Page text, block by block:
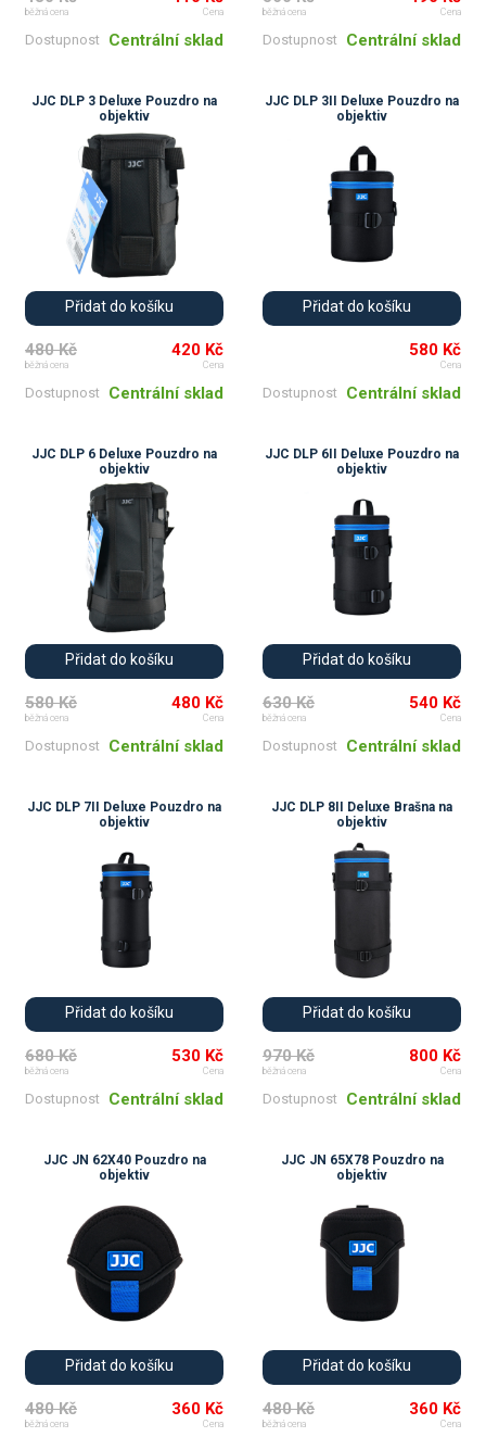
běžná cena Cena
Dostupnost Centrální sklad
běžná cena Cena
Dostupnost Centrální sklad
JJC DLP 3 Deluxe Pouzdro na
objektiv
Přidat do košíku
480 Kč
běžná cena
420 Kč
Cena
Dostupnost Centrální sklad
JJC DLP 3II Deluxe Pouzdro na
objektiv
Přidat do košíku
580 Kč
Cena
Dostupnost Centrální sklad
JJC DLP 6 Deluxe Pouzdro na
objektiv
Přidat do košíku
580 Kč
běžná cena
480 Kč
Cena
Dostupnost Centrální sklad
JJC DLP 6II Deluxe Pouzdro na
objektiv
Přidat do košíku
630 Kč
běžná cena
540 Kč
Cena
Dostupnost Centrální sklad
JJC DLP 7II Deluxe Pouzdro na
objektiv
Přidat do košíku
680 Kč
běžná cena
530 Kč
Cena
Dostupnost Centrální sklad
JJC DLP 8II Deluxe Brašna na
objektiv
Přidat do košíku
970 Kč
běžná cena
800 Kč
Cena
Dostupnost Centrální sklad
JJC JN 62X40 Pouzdro na
objektiv
Přidat do košíku
480 Kč
běžná cena
360 Kč
Cena
JJC JN 65X78 Pouzdro na
objektiv
Přidat do košíku
480 Kč
běžná cena
360 Kč
Cena